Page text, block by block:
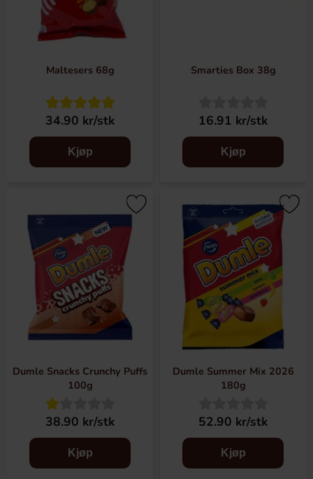
Maltesers 68g
34.90 kr/stk
Kjøp
Smarties Box 38g
16.91 kr/stk
Kjøp
Dumle Snacks Crunchy Puffs
100g
38.90 kr/stk
Kjøp
Dumle Summer Mix 2026
180g
52.90 kr/stk
Kjøp